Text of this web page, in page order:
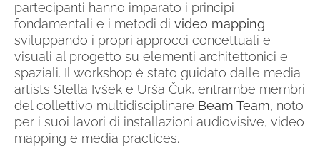
partecipanti hanno imparato i principi
fondamentali e i metodi di video mapping
sviluppando i propri approcci concettuali e
visuali al progetto su elementi architettonici e
spaziali. Il workshop è stato guidato dalle media
artists Stella Ivšek e Urša Čuk, entrambe membri
del collettivo multidisciplinare Beam Team, noto
per i suoi lavori di installazioni audiovisive, video
mapping e media practices.